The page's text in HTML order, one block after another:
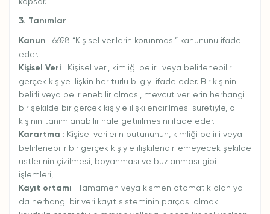
3. Tanımlar
Kanun : 6698 “Kişisel verilerin korunması” kanununu ifade
eder.
Kişisel Veri : Kişisel veri, kimliği belirli veya belirlenebilir
gerçek kişiye ilişkin her türlü bilgiyi ifade eder. Bir kişinin
belirli veya belirlenebilir olması, mevcut verilerin herhangi
bir şekilde bir gerçek kişiyle ilişkilendirilmesi suretiyle, o
kişinin tanımlanabilir hale getirilmesini ifade eder.
Karartma : Kişisel verilerin bütününün, kimliği belirli veya
belirlenebilir bir gerçek kişiyle ilişkilendirilemeyecek şekilde
üstlerinin çizilmesi, boyanması ve buzlanması gibi
işlemleri,
Kayıt ortamı : Tamamen veya kısmen otomatik olan ya
da herhangi bir veri kayıt sisteminin parçası olmak